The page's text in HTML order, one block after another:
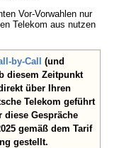
Vor-Vorwahlen nur
Telekom aus nutzen
by-Call (und
diesem Zeitpunkt
über Ihren
Telekom geführt
diese Gespräche
gemäß dem Tarif
gestellt.